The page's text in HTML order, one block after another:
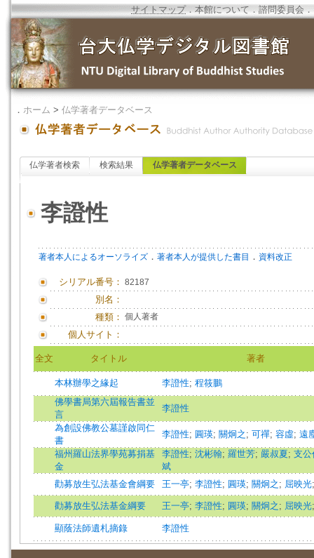
サイトマップ．本館について ．諮問委員会 ．
． ホーム > 仏学著者データベース
仏学著者検索 検索結果 仏学著者データベース
李證性
著者本人によるオーソライズ ． 著者本人が提供した書目 ． 資料改正
シリアル番号： 82187
別名：
種類： 個人著者
個人サイト：
全文 タイトル 著者
本林辦學之緣起 李證性; 程筱鵬
佛學書局第六屆報告書並
言
李證性
為創設佛教公墓謹啟同仁
書
李證性; 圓瑛; 關炯之 ; 可禪; 容虛; 遠
福州羅山法界學苑募捐基
金
李證性; 沈彬翰; 羅世芳; 嚴叔夏; 支公
斌
勸募放生弘法基金會綱要
王一亭; 李證性; 圓瑛; 關炯之 ; 屈映光
勸募放生弘法基金綱要 王一亭; 李證性; 圓瑛; 關炯之 ; 屈映光
顯蔭法師遺札摘錄 李證性